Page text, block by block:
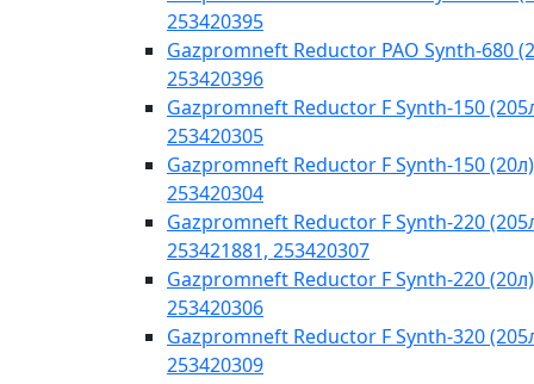
253420395
Gazpromneft Reductor PAO Synth-680
253420396
Gazpromneft Reductor F Synth-150
253420305
Gazpromneft Reductor F Synth-150 (20л)
253420304
Gazpromneft Reductor F Synth-220
253421881, 253420307
Gazpromneft Reductor F Synth-220 (20л)
253420306
Gazpromneft Reductor F Synth-320
253420309